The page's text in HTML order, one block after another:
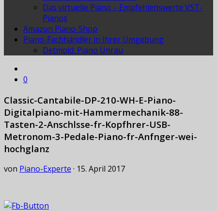
Das virtuelle Piano – Empfehlenswerte VST-
Pianos
Amazon Piano-Shop
Piano-Fachhändler in Ihrer Umgebung
Detmold: Piano Unrau
0
Classic-Cantabile-DP-210-WH-E-Piano-
Digitalpiano-mit-Hammermechanik-88-
Tasten-2-Anschlsse-fr-Kopfhrer-USB-
Metronom-3-Pedale-Piano-fr-Anfnger-wei-
hochglanz
von Piano-Experte · 15. April 2017